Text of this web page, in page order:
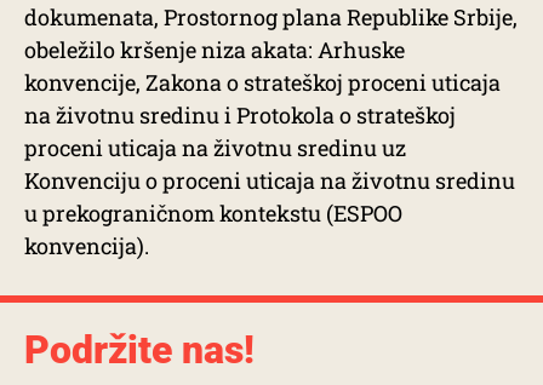
dokumenata, Prostornog plana Republike Srbije,
obeležilo kršenje niza akata: Arhuske
konvencije, Zakona o strateškoj proceni uticaja
na životnu sredinu i Protokola o strateškoj
proceni uticaja na životnu sredinu uz
Konvenciju o proceni uticaja na životnu sredinu
u prekograničnom kontekstu (ESPOO
konvencija).
Podržite nas!